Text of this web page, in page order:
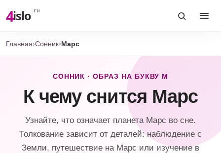
4islo .ru
Главная Сонник Марс
СОННИК · ОБРАЗ НА БУКВУ М
К чему снится Марс
Узнайте, что означает планета Марс во сне.
Толкование зависит от деталей: наблюдение с
Земли, путешествие на Марс или изучение в